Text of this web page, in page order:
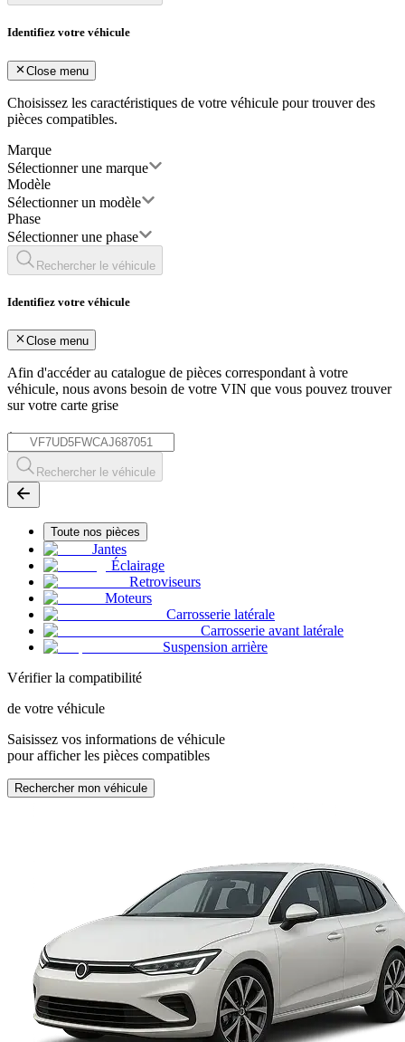
Identifiez votre véhicule
Close menu
Choisissez les caractéristiques de votre véhicule pour trouver des
pièces compatibles.
Marque
Sélectionner une marque
Modèle
Sélectionner un modèle
Phase
Sélectionner une phase
Rechercher le véhicule
Identifiez votre véhicule
Close menu
Afin d'accéder au catalogue de pièces correspondant à votre
véhicule, nous avons besoin de votre VIN que vous pouvez trouver
sur votre carte grise
*
Rechercher le véhicule
Toute nos pièces
Jantes
Éclairage
Retroviseurs
Moteurs
Carrosserie latérale
Carrosserie avant latérale
Suspension arrière
Vérifier la compatibilité
de votre véhicule
Saisissez vos informations de véhicule
pour afficher les pièces compatibles
Rechercher mon véhicule